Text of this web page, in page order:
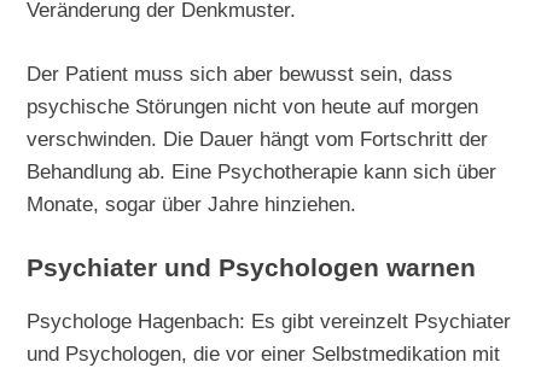
Veränderung der Denkmuster.
Der Patient muss sich aber bewusst sein, dass
psychische Störungen nicht von heute auf morgen
verschwinden. Die Dauer hängt vom Fortschritt der
Behandlung ab. Eine Psychotherapie kann sich über
Monate, sogar über Jahre hinziehen.
Psychiater und Psychologen warnen
Psychologe Hagenbach: Es gibt vereinzelt Psychiater
und Psychologen, die vor einer Selbstmedikation mit